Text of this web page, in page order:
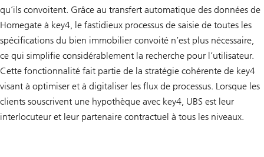
qu’ils convoitent. Grâce au transfert automatique des données de
Homegate à key4, le fastidieux processus de saisie de toutes les
spécifications du bien immobilier convoité n’est plus nécessaire,
ce qui simplifie considérablement la recherche pour l’utilisateur.
Cette fonctionnalité fait partie de la stratégie cohérente de key4
visant à optimiser et à digitaliser les flux de processus. Lorsque les
clients souscrivent une hypothèque avec key4, UBS est leur
interlocuteur et leur partenaire contractuel à tous les niveaux.